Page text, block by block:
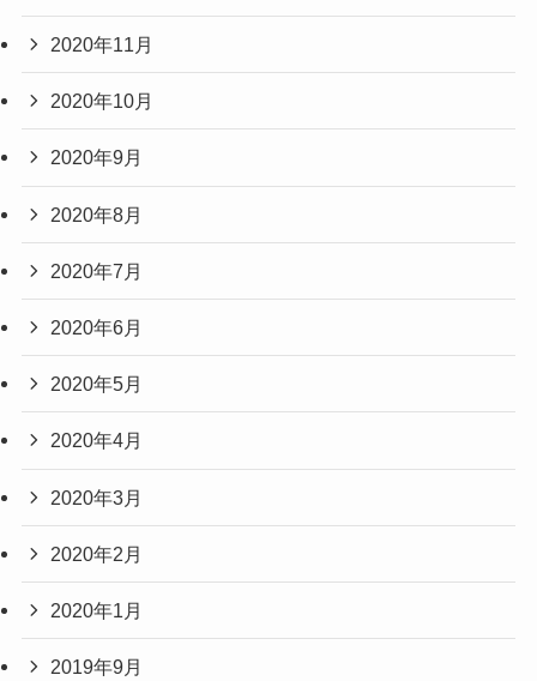
2020年11月
2020年10月
2020年9月
2020年8月
2020年7月
2020年6月
2020年5月
2020年4月
2020年3月
2020年2月
2020年1月
2019年9月